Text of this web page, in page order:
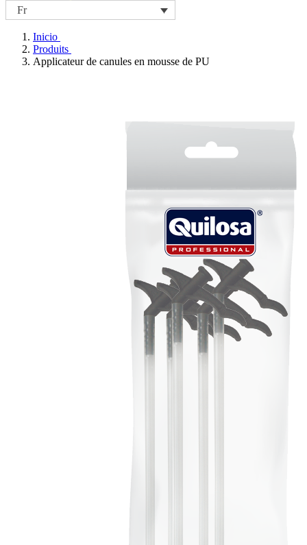
Fr
Inicio
Produits
Applicateur de canules en mousse de PU